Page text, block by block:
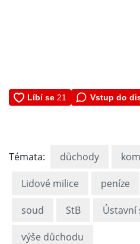
Vstup do
Témata: důchody
Lidové milice peníze
soud StB Ústavní
výše důchodu